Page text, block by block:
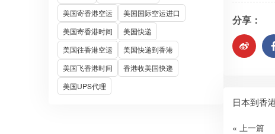
美国寄香港空运
美国国际空运进口
美国寄香港时间
美国快递
美国往香港空运
美国快递到香港
美国飞香港时间
香港收美国快递
美国UPS代理
分享：
日本到香
« 上一篇